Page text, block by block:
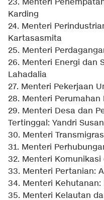
23. Menteri
Karding
24. Menteri
Kartasasmita
25. Menteri
26. Menteri Energi dan
Lahadalia
27. Menteri Pekerjaan
28. Menteri
29. Menteri Desa dan
Tertinggal: Yandri
30. Menteri
31. Menteri
32. Menteri
33. Menteri Pertanian:
34. Menteri Kehutanan:
35. Menteri Kelautan